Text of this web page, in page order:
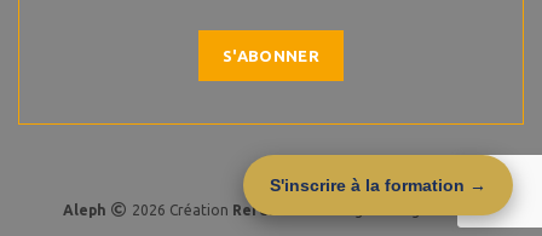
S'inscrire à la formation →
S'ABONNER
Aleph 2026 Création Referencemoi